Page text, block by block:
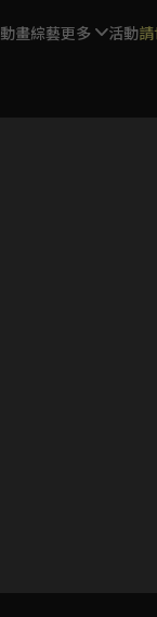
動畫綜藝更多 活動